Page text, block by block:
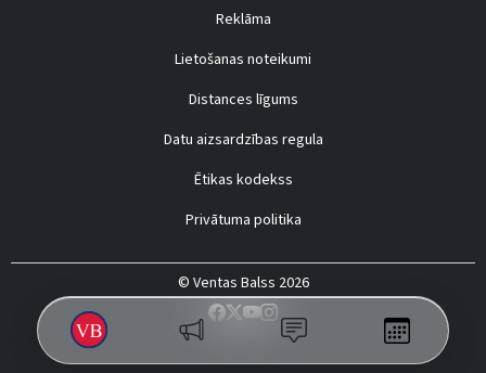
Reklāma
Lietošanas noteikumi
Distances līgums
Datu aizsardzības regula
Ētikas kodekss
Privātuma politika
© Ventas Balss 2026